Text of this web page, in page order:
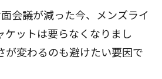
会議が減った今、メンズライ
ケットは要らなくなりまし
が変わるのも避けたい要因で